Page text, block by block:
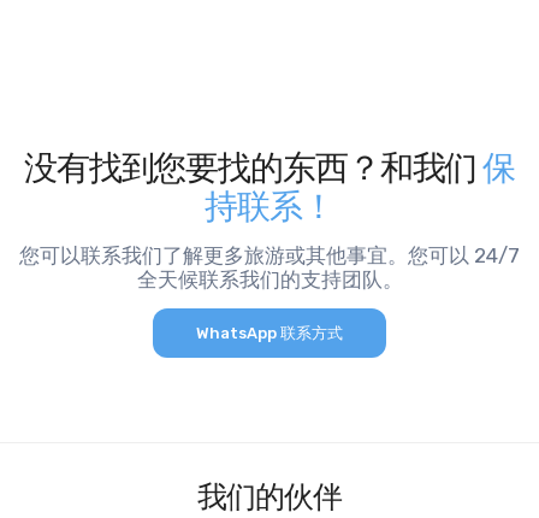
没有找到您要找的东西？和我们保
持联系！
您可以联系我们了解更多旅游或其他事宜。您可以 24/7
全天候联系我们的支持团队。
WhatsApp 联系方式
我们的伙伴